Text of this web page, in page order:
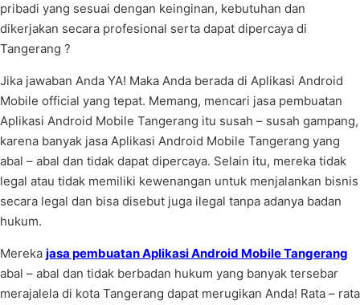
pribadi yang sesuai dengan keinginan, kebutuhan dan
dikerjakan secara profesional serta dapat dipercaya di
Tangerang ?
Jika jawaban Anda YA! Maka Anda berada di Aplikasi Android
Mobile official yang tepat. Memang, mencari jasa pembuatan
Aplikasi Android Mobile Tangerang itu susah – susah gampang,
karena banyak jasa Aplikasi Android Mobile Tangerang yang
abal – abal dan tidak dapat dipercaya. Selain itu, mereka tidak
legal atau tidak memiliki kewenangan untuk menjalankan bisnis
secara legal dan bisa disebut juga ilegal tanpa adanya badan
hukum.
Mereka jasa pembuatan Aplikasi Android Mobile Tangerang
abal – abal dan tidak berbadan hukum yang banyak tersebar
merajalela di kota Tangerang dapat merugikan Anda! Rata – rata